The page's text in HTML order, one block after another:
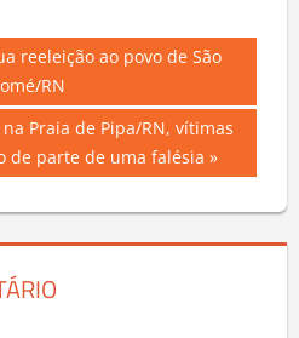
reeleição ao povo de São
RN
Praia de Pipa/RN, vítimas
de parte de uma falésia